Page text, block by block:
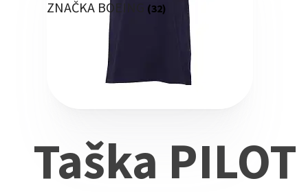
ZNAČKA BOEING (32)
Taška PILOT